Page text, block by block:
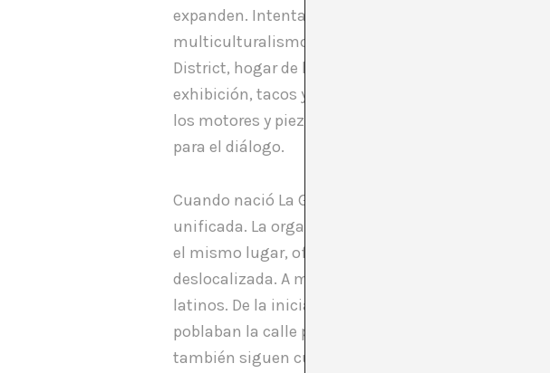
expanden. Intentan llevar una vida ligada a la idea
multiculturalismo puede ofrecer y menosprecian
District, hogar de la potente comunidad mejicana
exhibición, tacos y burritos, tiendas de diseño y
los motores y piezas del engranaje del mercado
para el diálogo.
Cuando nació La Galería de la Raza en 1970 el
unificada. La organización-galería, que nació al
el mismo lugar, ofreciendo un apoyo estable para
deslocalizada. A mediados de los 90 la galería
latinos. De la iniciativa surgió The Digital Mural,
poblaban la calle por una valla blanca sobre la
también siguen cubriendo las paredes del barrio,